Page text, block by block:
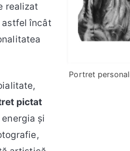
realizat
astfel încât
pictat
și
Portret